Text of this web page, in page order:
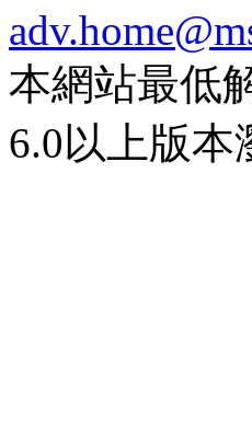
本網站最低
6.0以上版本